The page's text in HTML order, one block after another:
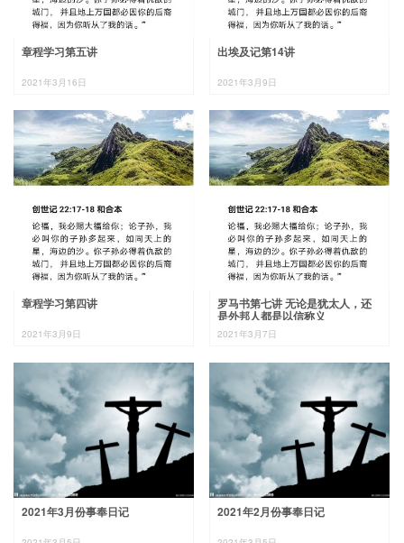
章程学习第五讲
2021年3月16日
出埃及记第14讲
2021年3月9日
章程学习第四讲
2021年3月9日
罗马书第七讲 无论是犹太人，还
是外邦人都是以信称义
2021年3月7日
2021年3月份事奉日记 2021年2月份事奉日记